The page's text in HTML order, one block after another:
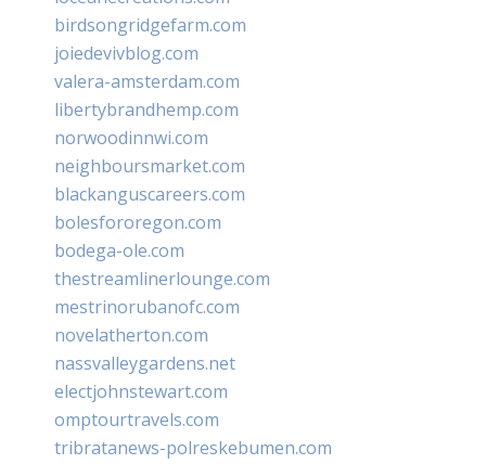
birdsongridgefarm.com
joiedevivblog.com
valera-amsterdam.com
libertybrandhemp.com
norwoodinnwi.com
neighboursmarket.com
blackanguscareers.com
bolesfororegon.com
bodega-ole.com
thestreamlinerlounge.com
mestrinorubanofc.com
novelatherton.com
nassvalleygardens.net
electjohnstewart.com
omptourtravels.com
tribratanews-polreskebumen.com